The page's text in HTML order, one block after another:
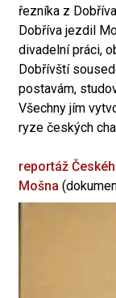
řezníka z
Dobříva jezdil
divadelní práci,
Dobřívští
postavám,
Všechny jím
ryze českých
reportáž
Mošna